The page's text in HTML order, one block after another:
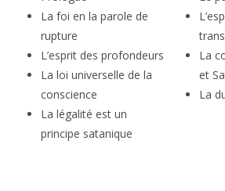
La foi en la parole de
rupture
L’esprit des profondeurs
La loi universelle de la
conscience
La légalité est un
principe satanique
La
et
La